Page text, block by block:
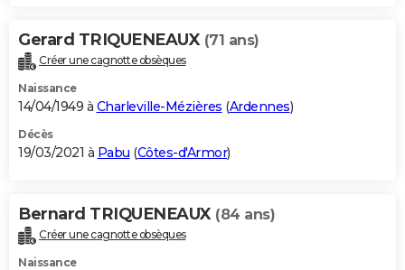
Gerard TRIQUENEAUX (71 ans)
Créer une cagnotte obsèques
Naissance
14/04/1949 à Charleville-Mézières (Ardennes)
Décès
19/03/2021 à Pabu (Côtes-d'Armor)
Bernard TRIQUENEAUX (84 ans)
Créer une cagnotte obsèques
Naissance